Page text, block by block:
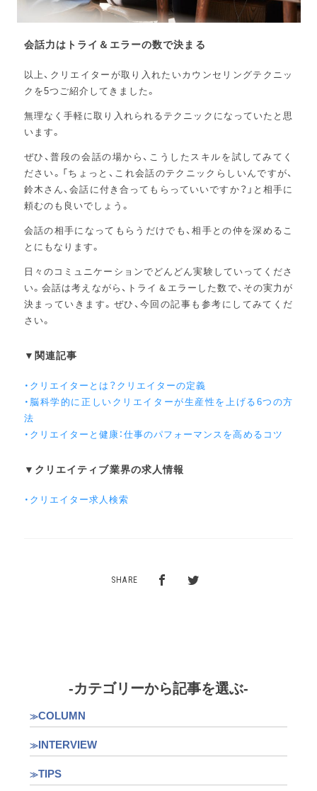
会話力はトライ＆エラーの数で決まる
以上、クリエイターが取り入れたいカウンセリングテクニッ
クを5つご紹介してきました。
無理なく手軽に取り入れられるテクニックになっていたと思
います。
ぜひ、普段の会話の場から、こうしたスキルを試してみてく
ださい。「ちょっと、これ会話のテクニックらしいんですが、
鈴木さん、会話に付き合ってもらっていいですか？」と相手に
頼むのも良いでしょう。
会話の相手になってもらうだけでも、相手との仲を深めるこ
とにもなります。
日々のコミュニケーションでどんどん実験していってくださ
い。会話は考えながら、トライ＆エラーした数で、その実力が
決まっていきます。ぜひ、今回の記事も参考にしてみてくだ
さい。
▼関連記事
・クリエイターとは？クリエイターの定義
・脳科学的に正しいクリエイターが生産性を上げる6つの方
法
・クリエイターと健康：仕事のパフォーマンスを高めるコツ
▼クリエイティブ業界の求人情報
・クリエイター求人検索
SHARE
-カテゴリーから記事を選ぶ-
COLUMN
INTERVIEW
TIPS